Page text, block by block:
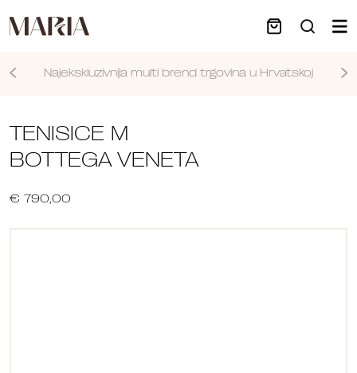
Najekskluzivnija multi brend trgovina u Hrvatskoj
TENISICE M
BOTTEGA VENETA
€ 790,00